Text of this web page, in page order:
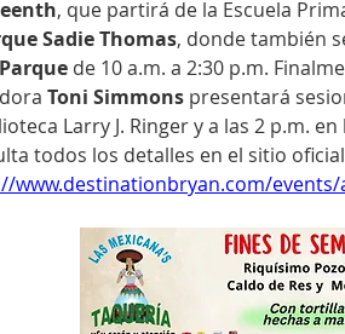
, que partirá de la Escuela
Sadie Thomas, donde también
de 10 a.m. a 2:30 p.m.
Toni Simmons presentará
Larry J. Ringer y a las 2 p.m.
www.destinationbryan.com/